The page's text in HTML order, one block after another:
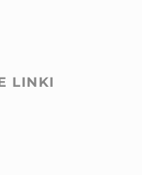
LINKI